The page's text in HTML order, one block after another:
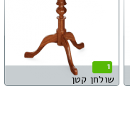
1
שולחן קטן